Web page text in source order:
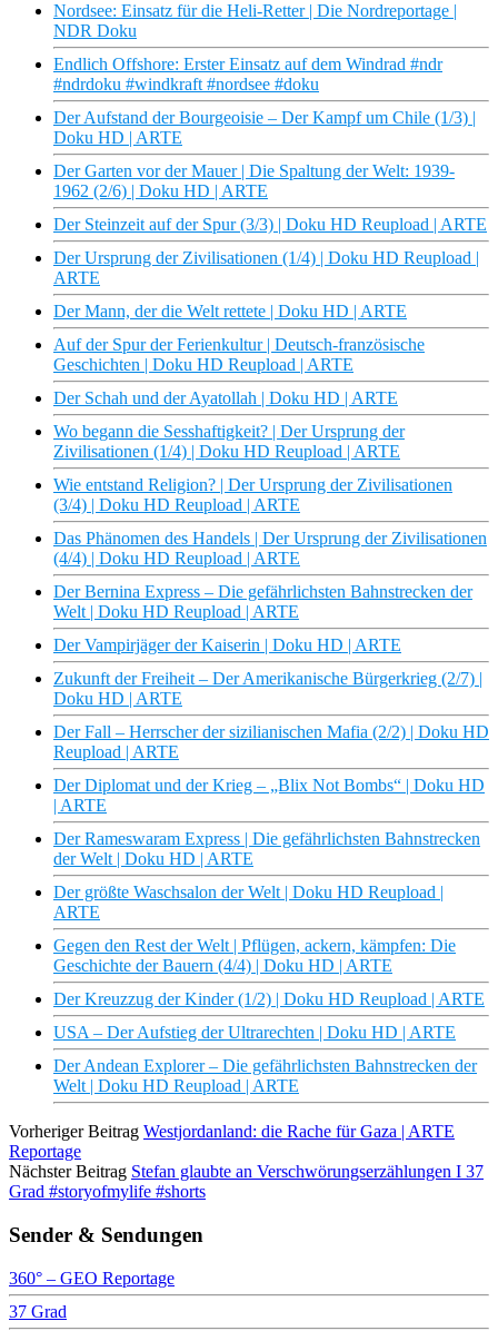
Nordsee: Einsatz für die Heli-Retter | Die Nordreportage |
NDR Doku
Endlich Offshore: Erster Einsatz auf dem Windrad #ndr
#ndrdoku #windkraft #nordsee #doku
Der Aufstand der Bourgeoisie – Der Kampf um Chile (1/3) |
Doku HD | ARTE
Der Garten vor der Mauer | Die Spaltung der Welt: 1939-
1962 (2/6) | Doku HD | ARTE
Der Steinzeit auf der Spur (3/3) | Doku HD Reupload | ARTE
Der Ursprung der Zivilisationen (1/4) | Doku HD Reupload |
ARTE
Der Mann, der die Welt rettete | Doku HD | ARTE
Auf der Spur der Ferienkultur | Deutsch-französische
Geschichten | Doku HD Reupload | ARTE
Der Schah und der Ayatollah | Doku HD | ARTE
Wo begann die Sesshaftigkeit? | Der Ursprung der
Zivilisationen (1/4) | Doku HD Reupload | ARTE
Wie entstand Religion? | Der Ursprung der Zivilisationen
(3/4) | Doku HD Reupload | ARTE
Das Phänomen des Handels | Der Ursprung der Zivilisationen
(4/4) | Doku HD Reupload | ARTE
Der Bernina Express – Die gefährlichsten Bahnstrecken der
Welt | Doku HD Reupload | ARTE
Der Vampirjäger der Kaiserin | Doku HD | ARTE
Zukunft der Freiheit – Der Amerikanische Bürgerkrieg (2/7) |
Doku HD | ARTE
Der Fall – Herrscher der sizilianischen Mafia (2/2) | Doku HD
Reupload | ARTE
Der Diplomat und der Krieg – „Blix Not Bombs“ | Doku HD
| ARTE
Der Rameswaram Express | Die gefährlichsten Bahnstrecken
der Welt | Doku HD | ARTE
Der größte Waschsalon der Welt | Doku HD Reupload |
ARTE
Gegen den Rest der Welt | Pflügen, ackern, kämpfen: Die
Geschichte der Bauern (4/4) | Doku HD | ARTE
Der Kreuzzug der Kinder (1/2) | Doku HD Reupload | ARTE
USA – Der Aufstieg der Ultrarechten | Doku HD | ARTE
Der Andean Explorer – Die gefährlichsten Bahnstrecken der
Welt | Doku HD Reupload | ARTE
Vorheriger Beitrag Westjordanland: die Rache für Gaza | ARTE
Reportage
Nächster Beitrag Stefan glaubte an Verschwörungserzählungen I 37
Grad #storyofmylife #shorts
Sender & Sendungen
360° – GEO Reportage
37 Grad